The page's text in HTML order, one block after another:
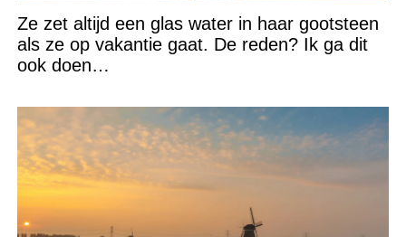
Ze zet altijd een glas water in haar gootsteen
als ze op vakantie gaat. De reden? Ik ga dit
ook doen…